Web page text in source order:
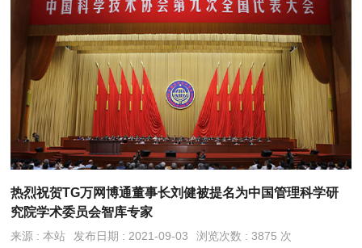
热烈祝贺TG万网博通董事长刘健被提名为中国管理科学研
究院学术委员会智库专家
来源 : 本站 发布日期 : 2021-09-03
浏览次数 : 3875 次